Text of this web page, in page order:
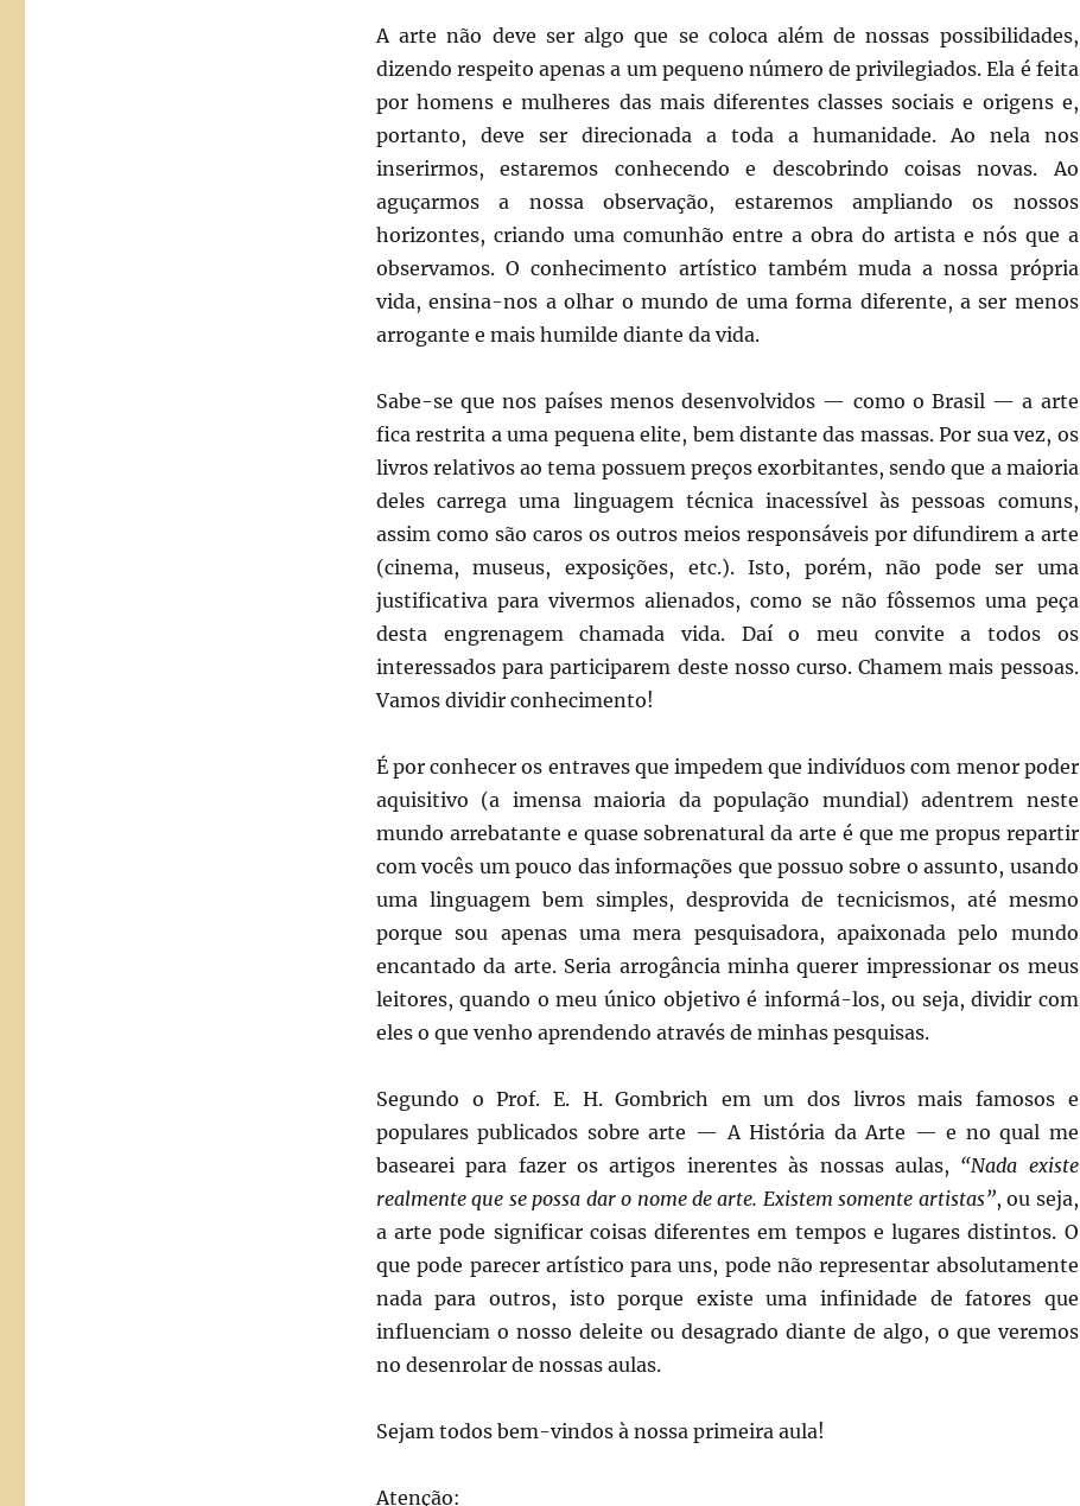
A arte não deve ser algo que se coloca além de nossas possibilidades,
dizendo respeito apenas a um pequeno número de privilegiados. Ela é feita
por homens e mulheres das mais diferentes classes sociais e origens e,
portanto, deve ser direcionada a toda a humanidade. Ao nela nos
inserirmos, estaremos conhecendo e descobrindo coisas novas. Ao
aguçarmos a nossa observação, estaremos ampliando os nossos
horizontes, criando uma comunhão entre a obra do artista e nós que a
observamos. O conhecimento artístico também muda a nossa própria
vida, ensina-nos a olhar o mundo de uma forma diferente, a ser menos
arrogante e mais humilde diante da vida.
Sabe-se que nos países menos desenvolvidos — como o Brasil — a arte
fica restrita a uma pequena elite, bem distante das massas. Por sua vez, os
livros relativos ao tema possuem preços exorbitantes, sendo que a maioria
deles carrega uma linguagem técnica inacessível às pessoas comuns,
assim como são caros os outros meios responsáveis por difundirem a arte
(cinema, museus, exposições, etc.). Isto, porém, não pode ser uma
justificativa para vivermos alienados, como se não fôssemos uma peça
desta engrenagem chamada vida. Daí o meu convite a todos os
interessados para participarem deste nosso curso. Chamem mais pessoas.
Vamos dividir conhecimento!
É por conhecer os entraves que impedem que indivíduos com menor poder
aquisitivo (a imensa maioria da população mundial) adentrem neste
mundo arrebatante e quase sobrenatural da arte é que me propus repartir
com vocês um pouco das informações que possuo sobre o assunto, usando
uma linguagem bem simples, desprovida de tecnicismos, até mesmo
porque sou apenas uma mera pesquisadora, apaixonada pelo mundo
encantado da arte. Seria arrogância minha querer impressionar os meus
leitores, quando o meu único objetivo é informá-los, ou seja, dividir com
eles o que venho aprendendo através de minhas pesquisas.
Segundo o Prof. E. H. Gombrich em um dos livros mais famosos e
populares publicados sobre arte — A História da Arte — e no qual me
basearei para fazer os artigos inerentes às nossas aulas, “Nada existe
realmente que se possa dar o nome de arte. Existem somente artistas”, ou seja,
a arte pode significar coisas diferentes em tempos e lugares distintos. O
que pode parecer artístico para uns, pode não representar absolutamente
nada para outros, isto porque existe uma infinidade de fatores que
influenciam o nosso deleite ou desagrado diante de algo, o que veremos
no desenrolar de nossas aulas.
Sejam todos bem-vindos à nossa primeira aula!
Atenção: